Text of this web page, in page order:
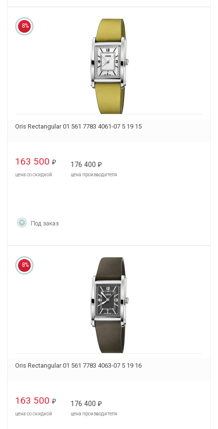
8%
Oris Rectangular 01 561 7783 4061-07 5 19 15
163 500 ₽
цена со скидкой
176 400 ₽
цена производителя
Под заказ
8%
Oris Rectangular 01 561 7783 4063-07 5 19 16
163 500 ₽
цена со скидкой
176 400 ₽
цена производителя